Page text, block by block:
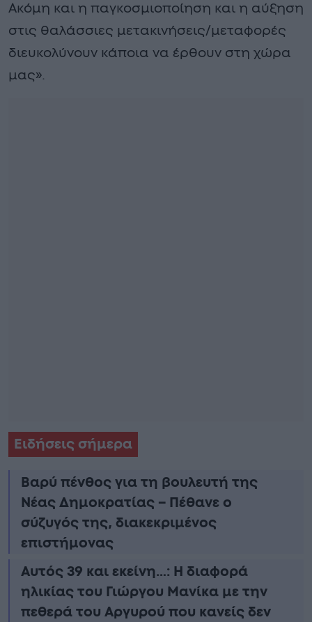
Ακόμη και η παγκοσμιοποίηση και η αύξηση
στις θαλάσσιες μετακινήσεις/μεταφορές
διευκολύνουν κάποια να έρθουν στη χώρα
μας».
Ειδήσεις σήμερα
Βαρύ πένθος για τη βουλευτή της
Νέας Δημοκρατίας – Πέθανε ο
σύζυγός της, διακεκριμένος
επιστήμονας
Αυτός 39 και εκείνη…: Η διαφορά
ηλικίας του Γιώργου Μανίκα με την
πεθερά του Αργυρού που κανείς δεν